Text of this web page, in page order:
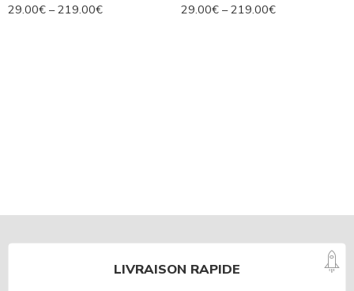
29.00€ –219.00€
29.00€ –219.00€
LIVRAISON RAPIDE